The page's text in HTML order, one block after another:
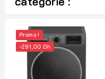
Promo !
-291,00 Dh